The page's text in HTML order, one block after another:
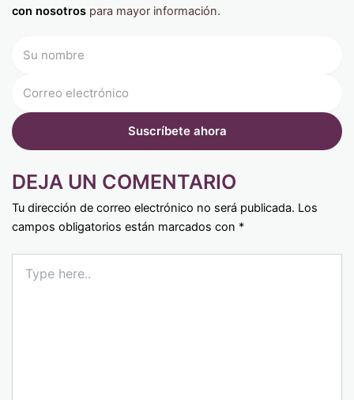
con nosotros para mayor información.
DEJA UN COMENTARIO
Tu dirección de correo electrónico no será publicada. Los
campos obligatorios están marcados con *
here..